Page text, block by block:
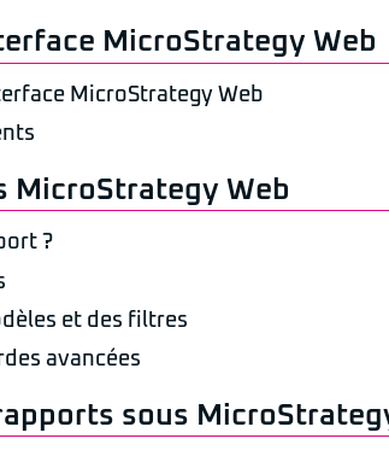
MicroStrategy Web
MicroStrategy Web
MicroStrategy Web
?
et des filtres
avancées
sous